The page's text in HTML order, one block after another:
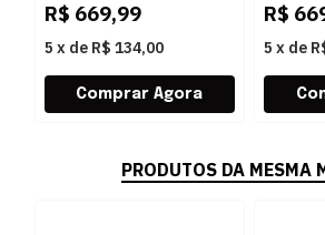
R$ 669,99
5 x de R$ 134,00
R$
5 x de
PRODUTOS DA MESMA